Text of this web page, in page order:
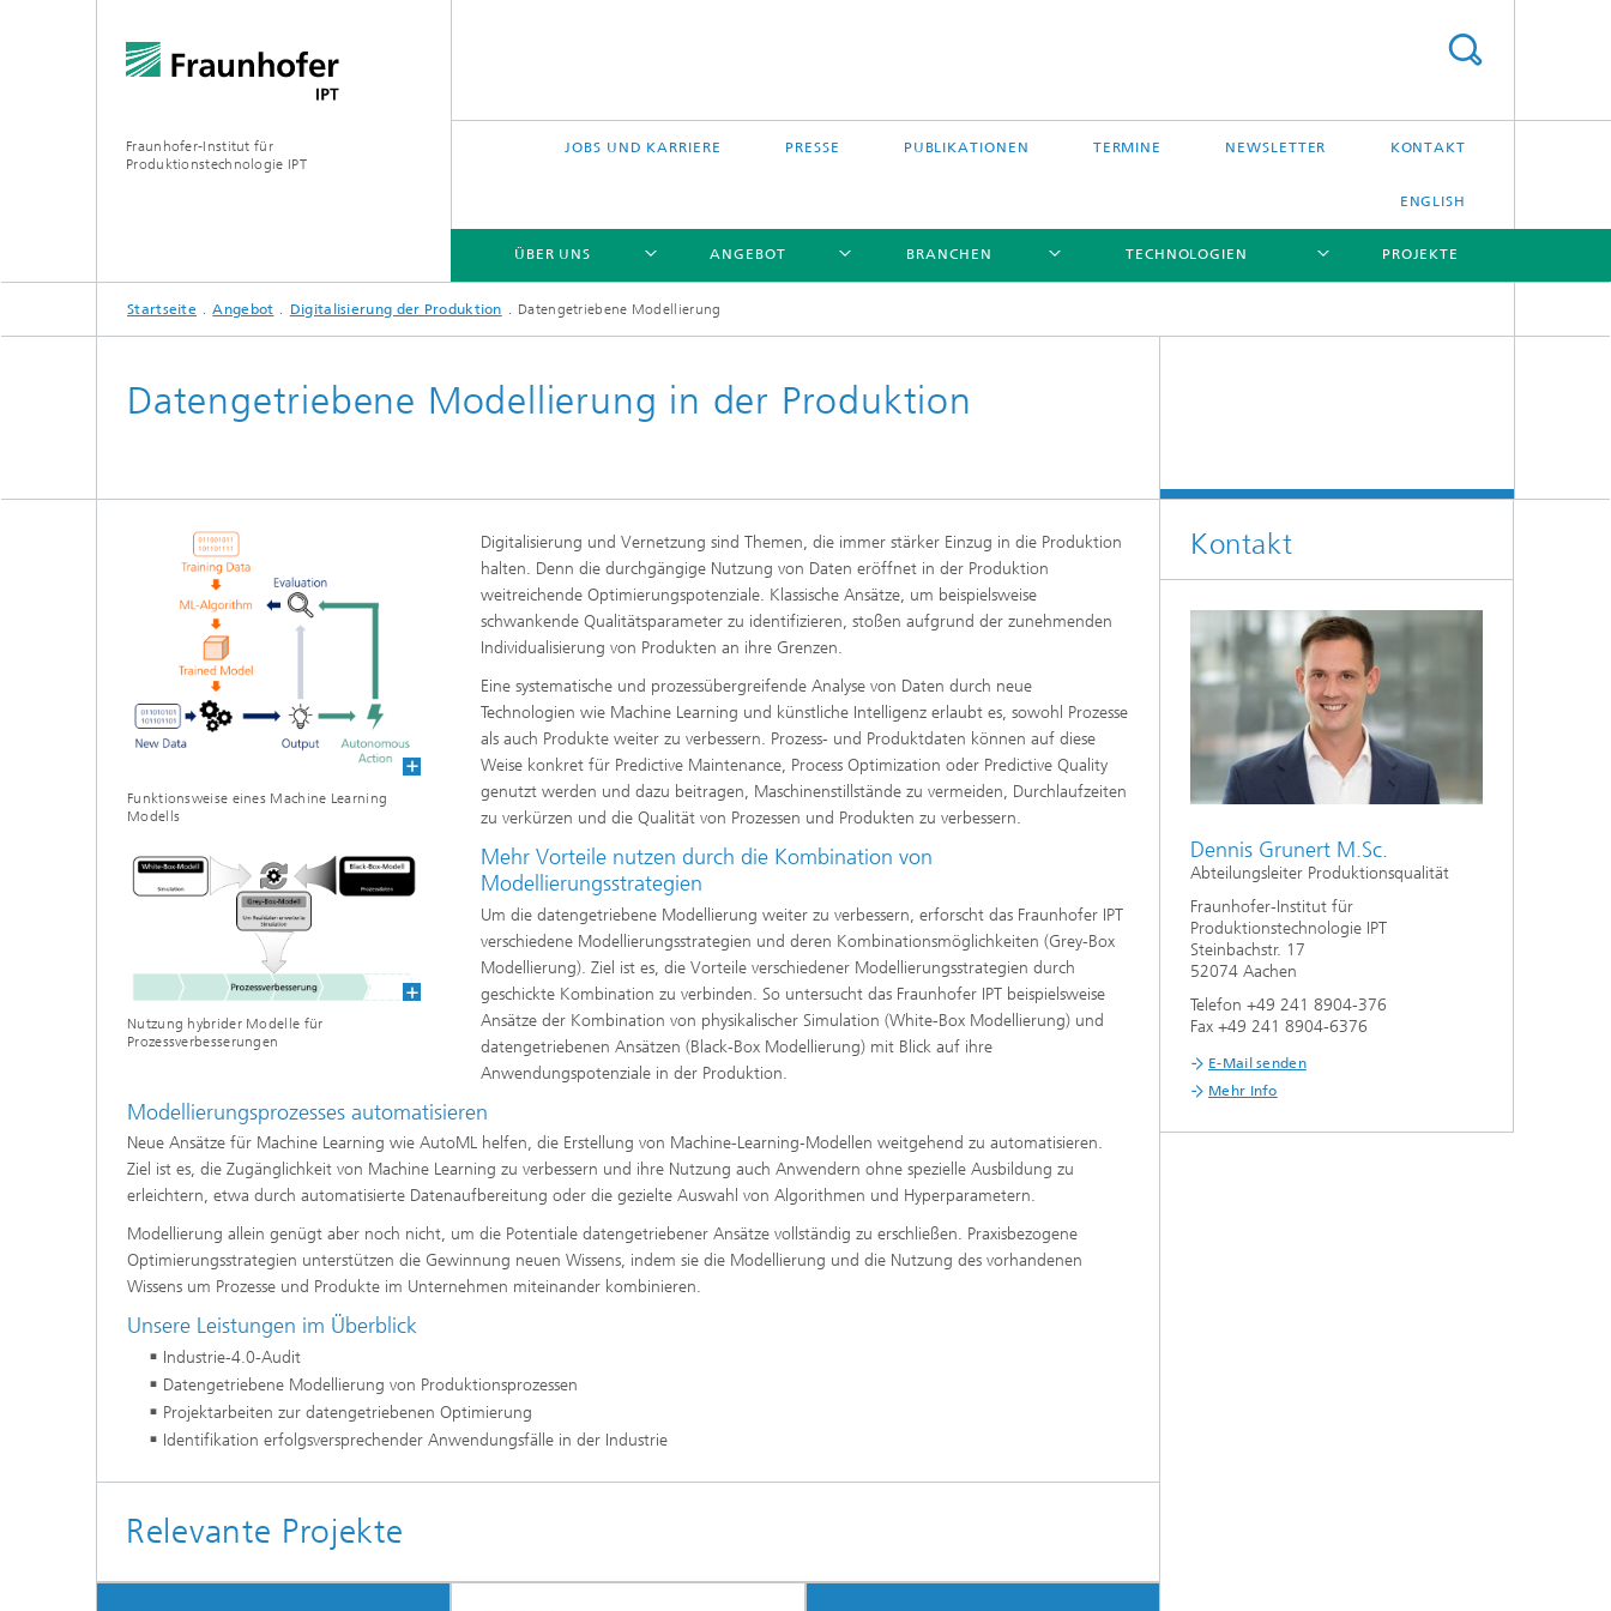
Fraunhofer-Institut für
Produktionstechnologie IPT
JOBS UND KARRIERE PRESSE PUBLIKATIONEN TERMINE NEWSLETTER KONTAKT
ENGLISH
ÜBER UNS
ÜBER UNS
ANGEBOT
ANGEBOT
BRANCHEN
BRANCHEN
TECHNOLOGIEN
TECHNOLOGIEN
PROJEKTE
Startseite Angebot Digitalisierung der Produktion Datengetriebene Modellierung
Datengetriebene Modellierung in der Produktion
Funktionsweise eines Machine Learning
Modells
Nutzung hybrider Modelle für
Prozessverbesserungen
Digitalisierung und Vernetzung sind Themen, die immer stärker Einzug in die Produktion
halten. Denn die durchgängige Nutzung von Daten eröffnet in der Produktion
weitreichende Optimierungspotenziale. Klassische Ansätze, um beispielsweise
schwankende Qualitätsparameter zu identifizieren, stoßen aufgrund der zunehmenden
Individualisierung von Produkten an ihre Grenzen.
Eine systematische und prozessübergreifende Analyse von Daten durch neue
Technologien wie Machine Learning und künstliche Intelligenz erlaubt es, sowohl Prozesse
als auch Produkte weiter zu verbessern. Prozess- und Produktdaten können auf diese
Weise konkret für Predictive Maintenance, Process Optimization oder Predictive Quality
genutzt werden und dazu beitragen, Maschinenstillstände zu vermeiden, Durchlaufzeiten
zu verkürzen und die Qualität von Prozessen und Produkten zu verbessern.
Mehr Vorteile nutzen durch die Kombination von
Modellierungsstrategien
Um die datengetriebene Modellierung weiter zu verbessern, erforscht das Fraunhofer IPT
verschiedene Modellierungsstrategien und deren Kombinationsmöglichkeiten (Grey-Box
Modellierung). Ziel ist es, die Vorteile verschiedener Modellierungsstrategien durch
geschickte Kombination zu verbinden. So untersucht das Fraunhofer IPT beispielsweise
Ansätze der Kombination von physikalischer Simulation (White-Box Modellierung) und
datengetriebenen Ansätzen (Black-Box Modellierung) mit Blick auf ihre
Anwendungspotenziale in der Produktion.
Modellierungsprozesses automatisieren
Neue Ansätze für Machine Learning wie AutoML helfen, die Erstellung von Machine-Learning-Modellen weitgehend zu automatisieren.
Ziel ist es, die Zugänglichkeit von Machine Learning zu verbessern und ihre Nutzung auch Anwendern ohne spezielle Ausbildung zu
erleichtern, etwa durch automatisierte Datenaufbereitung oder die gezielte Auswahl von Algorithmen und Hyperparametern.
Modellierung allein genügt aber noch nicht, um die Potentiale datengetriebener Ansätze vollständig zu erschließen. Praxisbezogene
Optimierungsstrategien unterstützen die Gewinnung neuen Wissens, indem sie die Modellierung und die Nutzung des vorhandenen
Wissens um Prozesse und Produkte im Unternehmen miteinander kombinieren.
Unsere Leistungen im Überblick
Industrie-4.0-Audit
Datengetriebene Modellierung von Produktionsprozessen
Projektarbeiten zur datengetriebenen Optimierung
Identifikation erfolgsversprechender Anwendungsfälle in der Industrie
Relevante Projekte
Kontakt
Dennis Grunert M.Sc.
Abteilungsleiter Produktionsqualität
Fraunhofer-Institut für
Produktionstechnologie IPT
Steinbachstr. 17
52074 Aachen
Telefon +49 241 8904-376
Fax +49 241 8904-6376
E-Mail senden
Mehr Info